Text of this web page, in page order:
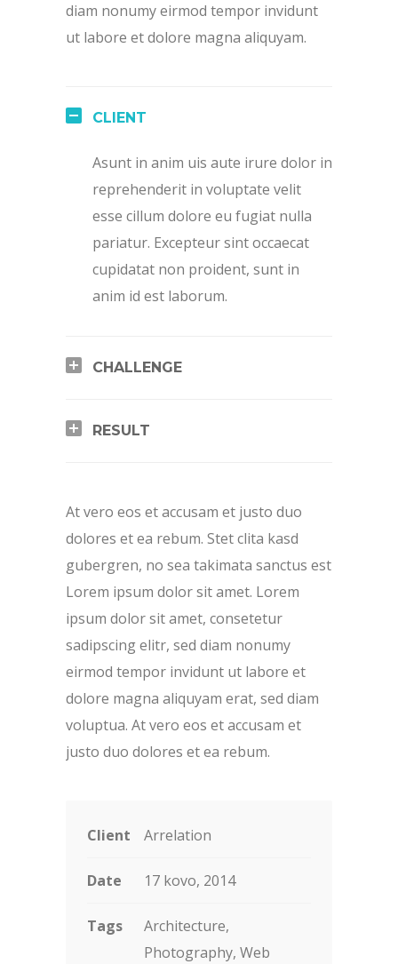
diam nonumy eirmod tempor invidunt
ut labore et dolore magna aliquyam.
CLIENT
Asunt in anim uis aute irure dolor in
reprehenderit in voluptate velit
esse cillum dolore eu fugiat nulla
pariatur. Excepteur sint occaecat
cupidatat non proident, sunt in
anim id est laborum.
CHALLENGE
RESULT
At vero eos et accusam et justo duo
dolores et ea rebum. Stet clita kasd
gubergren, no sea takimata sanctus est
Lorem ipsum dolor sit amet. Lorem
ipsum dolor sit amet, consetetur
sadipscing elitr, sed diam nonumy
eirmod tempor invidunt ut labore et
dolore magna aliquyam erat, sed diam
voluptua. At vero eos et accusam et
justo duo dolores et ea rebum.
Client Arrelation
Date 17 kovo, 2014
Tags
Architecture,
Photography, Web